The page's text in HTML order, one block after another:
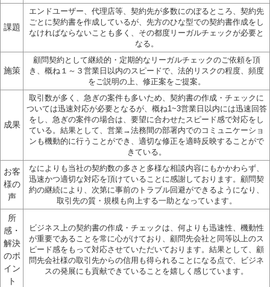
課題
エンドユーザー、代理店等、契約先が多数にのぼるところ、契約先
ごとに契約書を作成しているが、先方のひな型での契約書作成をし
なければならないことも多く、その都度リーガルチェックが必要と
なる。
施策
顧問契約として継続的・定期的なリーガルチェックのご依頼を頂
き、概ね１～３営業日以内のスピードで、法的リスクの程度、頻度
をご説明の上、修正案をご提案。
成果
取引数が多く、急ぎの案件も多いため、契約書の作成・チェックに
ついては迅速対応が必要となるが、概ね1~3営業日以内には迅速回答
をし、急ぎの案件の場合は、要望に合わせたスピード感で対応をし
ている。結果として、営業→法務間の部署内でのコミュニケーショ
ンも機動的に行うことができ、適切な修正を適時反映することがで
きている。
お客
様の
声
なによりも当社の契約数の多さと多様な相談内容にもかかわらず、
迅速かつ適切な対応を頂けていることに感謝しております。顧問契
約の継続により、次第に事前のトラブル回避ができるようになり、
取引先の質・規模も向上する一助となっています。
所
感・
解決
のポ
イン
ト
ビジネス上の契約書の作成・チェックは、何よりも迅速性、機動性
が重要であることを常に心がけており、顧問先会社と同等以上のス
ピード感をもって対応させていただいております。結果として、顧
問先会社様の取引先からの信用も得られることになる点で、ビジネ
スの発展にも貢献できていることを嬉しく感じています。